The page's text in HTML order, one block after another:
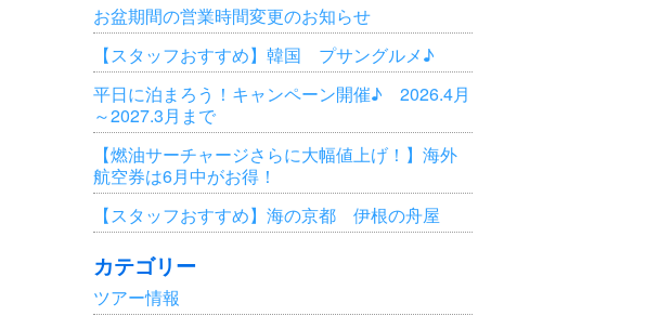
お盆期間の営業時間変更のお知らせ
【スタッフおすすめ】韓国 プサングルメ♪
平日に泊まろう！キャンペーン開催♪ 2026.4月
～2027.3月まで
【燃油サーチャージさらに大幅値上げ！】海外
航空券は6月中がお得！
【スタッフおすすめ】海の京都 伊根の舟屋
カテゴリー
ツアー情報